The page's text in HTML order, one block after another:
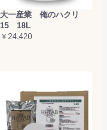
大一産業 俺のハクリ
15 18L
￥24,420